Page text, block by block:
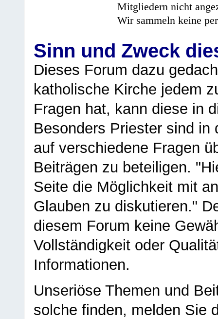
Mitgliedern nicht
Wir sammeln keine
Sinn und Zweck
Dieses Forum dazu
katholische Kirche jedem
Fragen hat, kann diese in
Besonders Priester sind in
auf verschiedene Fragen
Beiträgen zu beteiligen.
Seite die Möglichkeit mit
Glauben zu diskutieren."
diesem Forum keine
Vollständigkeit oder
Informationen.
Unseriöse Themen und
solche finden, melden Sie